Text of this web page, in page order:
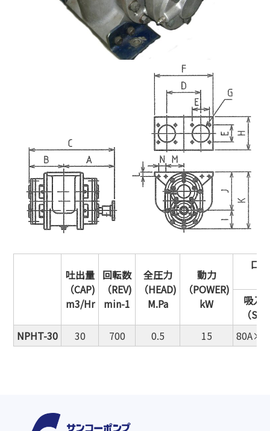
吐出量
（CAP)
m3/Hr
回転数
（REV)
min-1
全圧力
（HEAD)
M.Pa
動力
（POWER)
kW
口
吸入
（
NPHT-30
30 700 0.5 15